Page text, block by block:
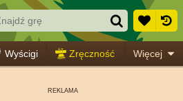
Wyścigi Zręczność Więcej